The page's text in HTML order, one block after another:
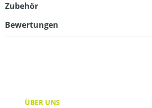
Zubehör
Bewertungen
ÜBER UNS